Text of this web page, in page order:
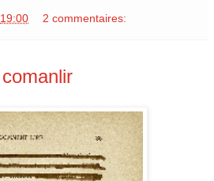
19:00 2 commentaires:
comanlir